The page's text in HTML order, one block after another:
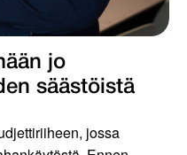
jo
säästöistä
jossa